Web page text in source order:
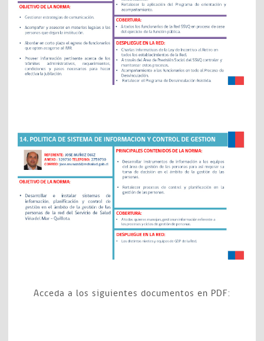
Acceda a los siguientes documentos en PDF: